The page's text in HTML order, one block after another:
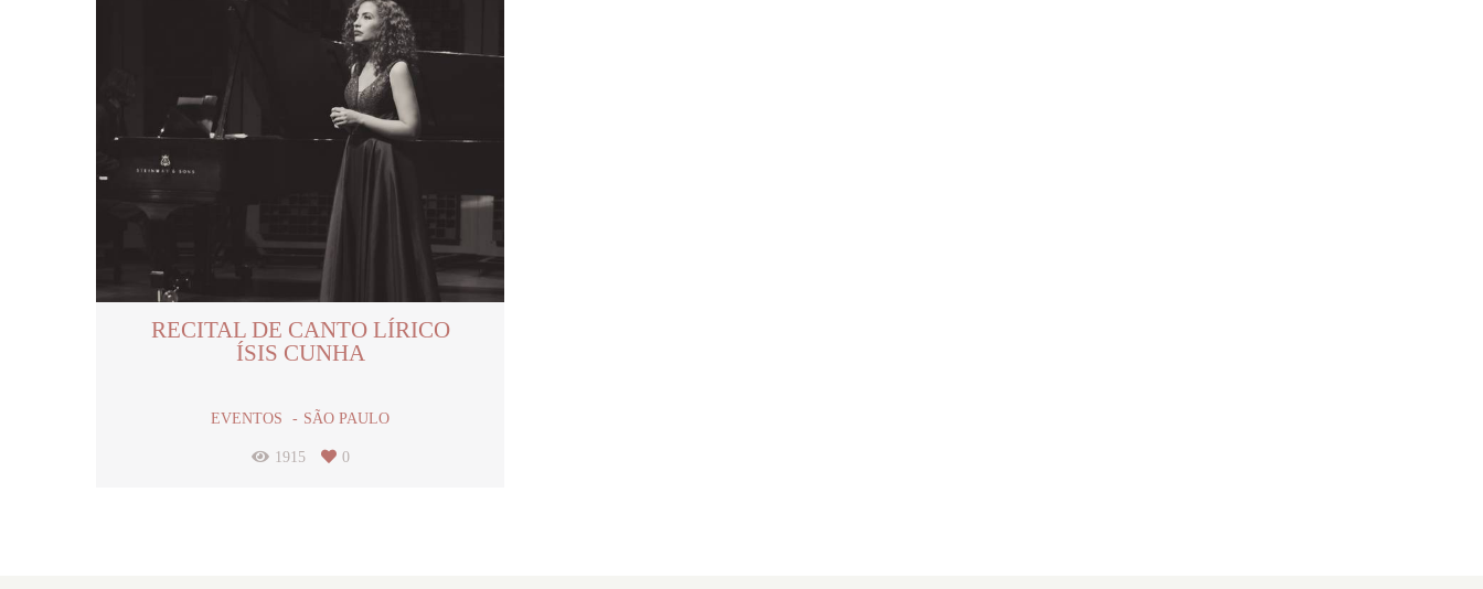
RECITAL DE CANTO LÍRICO
ÍSIS CUNHA
EVENTOS SÃO PAULO
1915 0